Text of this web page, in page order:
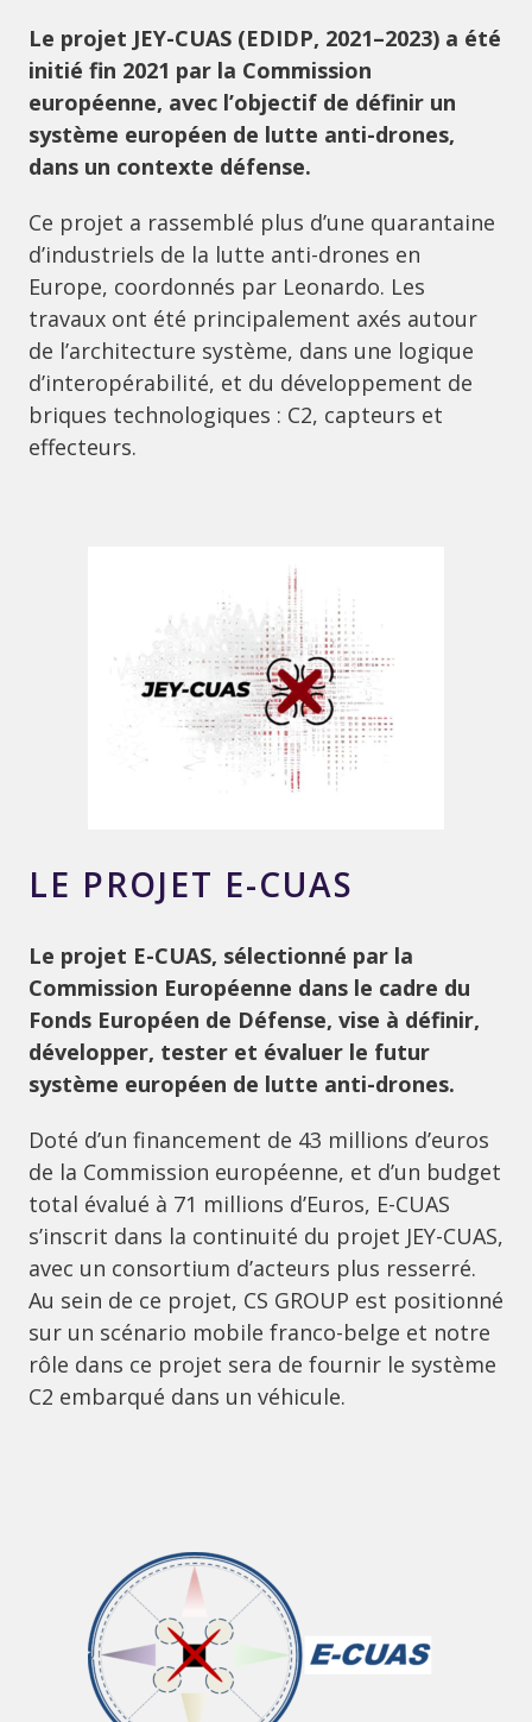
Le projet JEY-CUAS (EDIDP, 2021–2023) a été
initié fin 2021 par la Commission
européenne, avec l’objectif de définir un
système européen de lutte anti-drones,
dans un contexte défense.
Ce projet a rassemblé plus d’une quarantaine
d’industriels de la lutte anti-drones en
Europe, coordonnés par Leonardo. Les
travaux ont été principalement axés autour
de l’architecture système, dans une logique
d’interopérabilité, et du développement de
briques technologiques : C2, capteurs et
effecteurs.
LE PROJET E-CUAS
Le projet E-CUAS, sélectionné par la
Commission Européenne dans le cadre du
Fonds Européen de Défense, vise à définir,
développer, tester et évaluer le futur
système européen de lutte anti-drones.
Doté d’un financement de 43 millions d’euros
de la Commission européenne, et d’un budget
total évalué à 71 millions d’Euros, E-CUAS
s’inscrit dans la continuité du projet JEY-CUAS,
avec un consortium d’acteurs plus resserré.
Au sein de ce projet, CS GROUP est positionné
sur un scénario mobile franco-belge et notre
rôle dans ce projet sera de fournir le système
C2 embarqué dans un véhicule.